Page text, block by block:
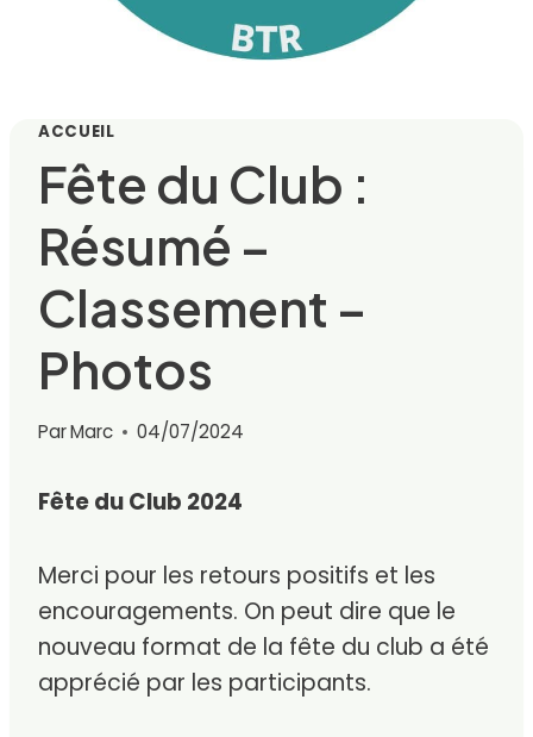
ACCUEIL
Fête du Club :
Résumé –
Classement –
Photos
ParMarc 04/07/2024
Fête du Club 2024
Merci pour les retours positifs et les
encouragements. On peut dire que le
nouveau format de la fête du club a été
apprécié par les participants.